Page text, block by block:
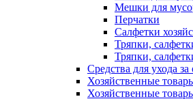
Мешки для
Перчатки
Салфетки
Тряпки,
Тряпки,
Средства для ухода
Хозяйственные
Хозяйственные